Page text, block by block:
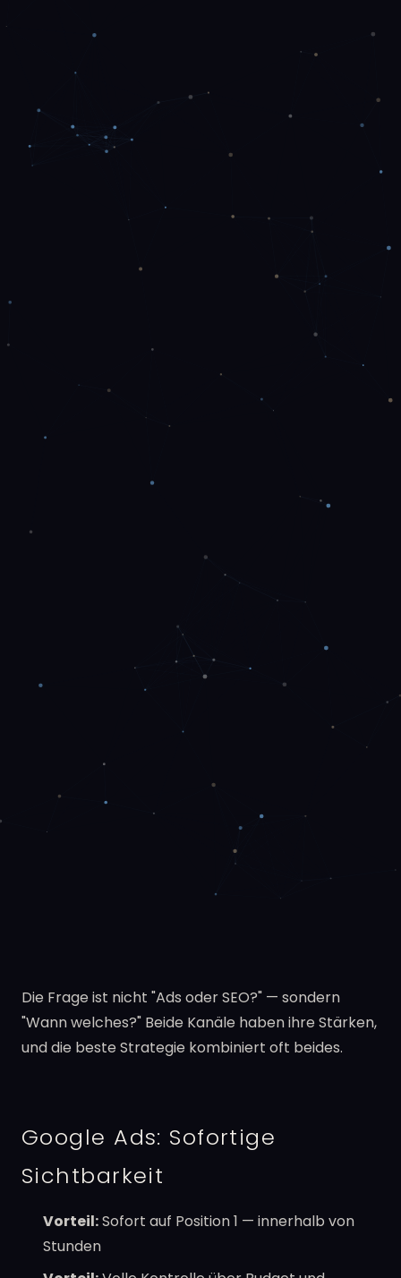
Die Frage ist nicht "Ads oder SEO?" — sondern
"Wann welches?" Beide Kanäle haben ihre Stärken,
und die beste Strategie kombiniert oft beides.
Google Ads: Sofortige
Sichtbarkeit
Vorteil:Sofort auf Position 1 — innerhalb von
Stunden